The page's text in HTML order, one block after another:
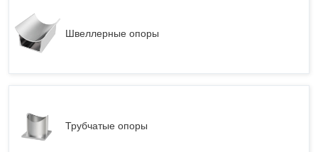
Швеллерные опоры
Трубчатые опоры